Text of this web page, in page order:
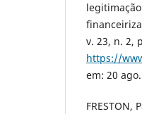
v. 23, n. 2,
https://
em: 20